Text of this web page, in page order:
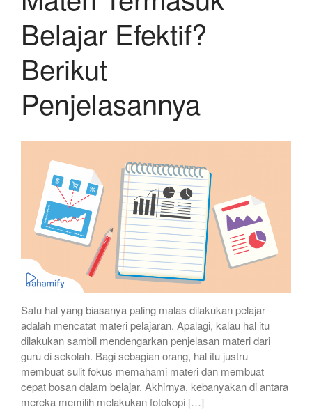
Belajar Efektif?
Berikut
Penjelasannya
Satu hal yang biasanya paling malas dilakukan pelajar
adalah mencatat materi pelajaran. Apalagi, kalau hal itu
dilakukan sambil mendengarkan penjelasan materi dari
guru di sekolah. Bagi sebagian orang, hal itu justru
membuat sulit fokus memahami materi dan membuat
cepat bosan dalam belajar. Akhirnya, kebanyakan di antara
mereka memilih melakukan fotokopi […]